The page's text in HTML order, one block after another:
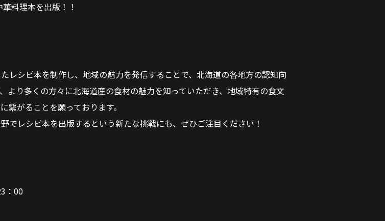
料理本を出版！！
レシピ本を制作し、地域の魅力を発信することで、北海道の各地方の認知向
より多くの方々に北海道産の食材の魅力を知っていただき、地域特有の食文
がることを願っております。
でレシピ本を出版するという新たな挑戦にも、ぜひご注目ください！
：00